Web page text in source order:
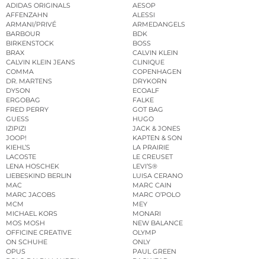
ADIDAS ORIGINALS
AESOP
AFFENZAHN
ALESSI
ARMANI/PRIVÉ
ARMEDANGELS
BARBOUR
BDK
BIRKENSTOCK
BOSS
BRAX
CALVIN KLEIN
CALVIN KLEIN JEANS
CLINIQUE
COMMA
COPENHAGEN
DR. MARTENS
DRYKORN
DYSON
ECOALF
ERGOBAG
FALKE
FRED PERRY
GOT BAG
GUESS
HUGO
IZIPIZI
JACK & JONES
JOOP!
KAPTEN & SON
KIEHL’S
LA PRAIRIE
LACOSTE
LE CREUSET
LENA HOSCHEK
LEVI’S®
LIEBESKIND BERLIN
LUISA CERANO
MAC
MARC CAIN
MARC JACOBS
MARC O’POLO
MCM
MEY
MICHAEL KORS
MONARI
MOS MOSH
NEW BALANCE
OFFICINE CREATIVE
OLYMP
ON SCHUHE
ONLY
OPUS
PAUL GREEN